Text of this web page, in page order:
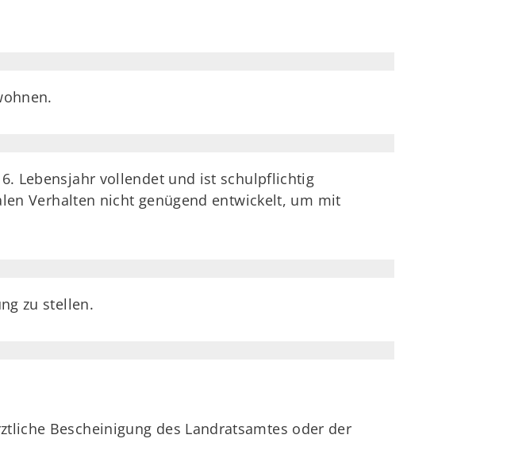
Lebensjahr vollendet und ist schulpflichtig
Verhalten nicht genügend entwickelt, um mit
zu stellen.
Bescheinigung des Landratsamtes oder der